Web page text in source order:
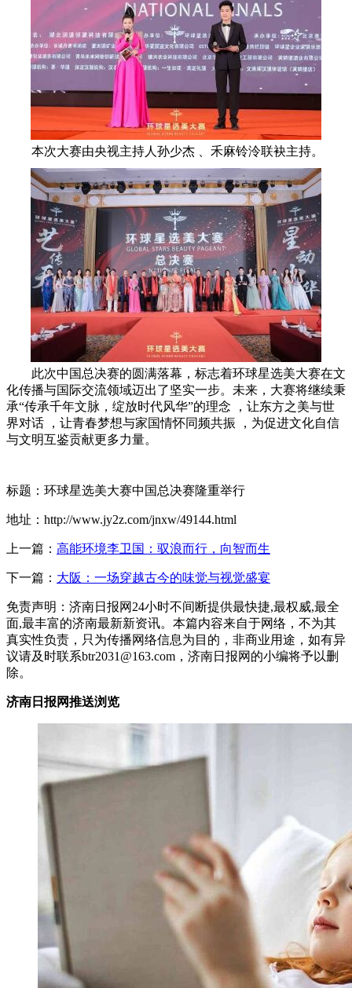
本次大赛由央视主持人孙少杰 、禾麻铃泠联袂主持。
此次中国总决赛的圆满落幕，标志着环球星选美大赛在文
化传播与国际交流领域迈出了坚实一步。未来，大赛将继续秉
承“传承千年文脉，绽放时代风华”的理念 ，让东方之美与世
界对话 ，让青春梦想与家国情怀同频共振 ，为促进文化自信
与文明互鉴贡献更多力量。
标题：环球星选美大赛中国总决赛隆重举行
地址：http://www.jy2z.com/jnxw/49144.html
上一篇： 高能环境李卫国：驭浪而行，向智而生
下一篇： 大阪：一场穿越古今的味觉与视觉盛宴
免责声明：济南日报网24小时不间断提供最快捷,最权威,最全
面,最丰富的济南最新新资讯。本篇内容来自于网络，不为其
真实性负责，只为传播网络信息为目的，非商业用途，如有异
议请及时联系btr2031@163.com，济南日报网的小编将予以删
除。
济南日报网推送浏览